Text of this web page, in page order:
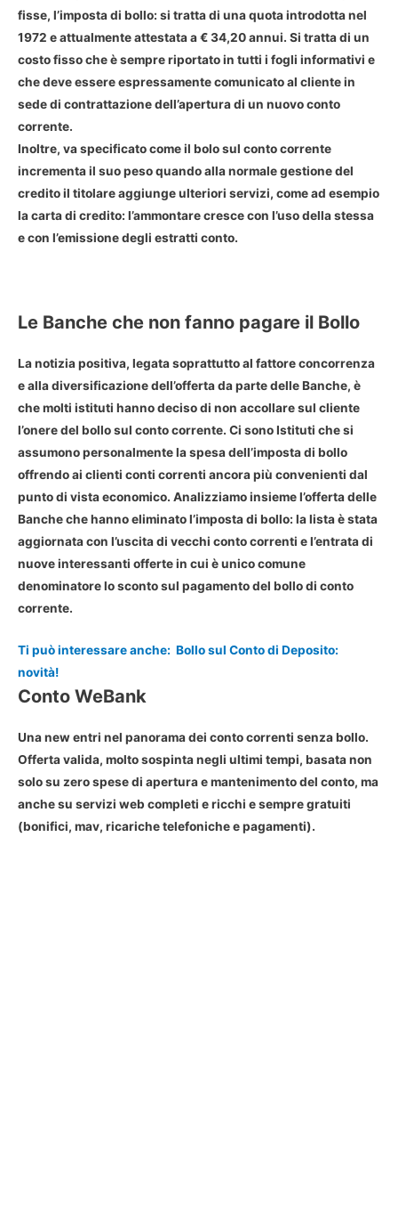
fisse, l’imposta di bollo: si tratta di una quota introdotta nel
1972 e attualmente attestata a € 34,20 annui. Si tratta di un
costo fisso che è sempre riportato in tutti i fogli informativi e
che deve essere espressamente comunicato al cliente in
sede di contrattazione dell’apertura di un nuovo conto
corrente.
Inoltre, va specificato come il bolo sul conto corrente
incrementa il suo peso quando alla normale gestione del
credito il titolare aggiunge ulteriori servizi, come ad esempio
la carta di credito: l’ammontare cresce con l’uso della stessa
e con l’emissione degli estratti conto.
Le Banche che non fanno pagare il Bollo
La notizia positiva, legata soprattutto al fattore concorrenza
e alla diversificazione dell’offerta da parte delle Banche, è
che molti istituti hanno deciso di non accollare sul cliente
l’onere del bollo sul conto corrente. Ci sono Istituti che si
assumono personalmente la spesa dell’imposta di bollo
offrendo ai clienti conti correnti ancora più convenienti dal
punto di vista economico. Analizziamo insieme l’offerta delle
Banche che hanno eliminato l’imposta di bollo: la lista è stata
aggiornata con l’uscita di vecchi conto correnti e l’entrata di
nuove interessanti offerte in cui è unico comune
denominatore lo sconto sul pagamento del bollo di conto
corrente.
Ti può interessare anche: Bollo sul Conto di Deposito:
novità!
Conto WeBank
Una new entri nel panorama dei conto correnti senza bollo.
Offerta valida, molto sospinta negli ultimi tempi, basata non
solo su zero spese di apertura e mantenimento del conto, ma
anche su servizi web completi e ricchi e sempre gratuiti
(bonifici, mav, ricariche telefoniche e pagamenti).